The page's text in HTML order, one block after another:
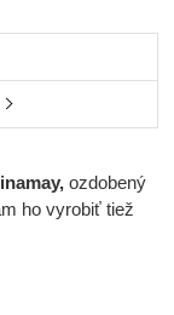
ozdobený
ho vyrobiť tiež